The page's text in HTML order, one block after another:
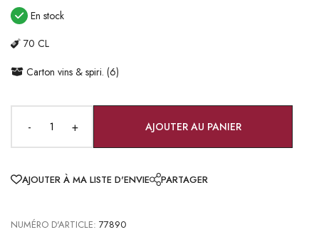
En stock
70 CL
Carton vins & spiri. (6)
- + AJOUTER AU PANIER
AJOUTER À MA LISTE D'ENVIE PARTAGER
NUMÉRO D'ARTICLE: 77890